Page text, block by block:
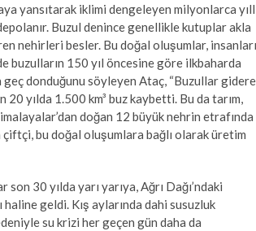
yansıtarak iklimi dengeleyen milyonlarca
Buzul denince genellikle kutuplar akla
nehirleri besler. Bu doğal oluşumlar,
buzulların 150 yıl öncesine göre ilkbaharda
geç donduğunu söyleyen Ataç, “Buzullar
yılda 1.500 km³ buz kaybetti. Bu da tarım,
doğan 12 büyük nehrin etrafında
bu doğal oluşumlara bağlı olarak üretim
30 yılda yarı yarıya, Ağrı Dağı’ndaki
haline geldi. Kış aylarında dahi susuzluk
su krizi her geçen gün daha da